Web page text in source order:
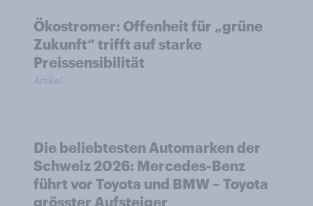
Ökostromer: Offenheit für „grüne
Zukunft“ trifft auf starke
Preissensibilität
Artikel
Die beliebtesten Automarken der
Schweiz 2026: Mercedes-Benz
führt vor Toyota und BMW – Toyota
grösster Aufsteiger